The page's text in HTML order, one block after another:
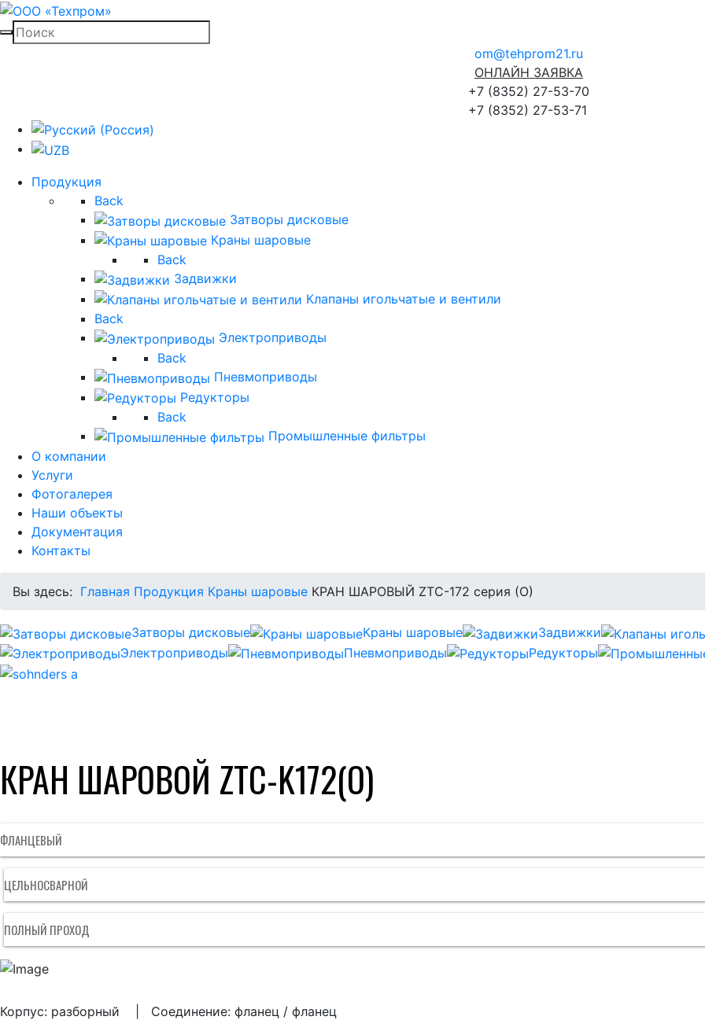
om@tehprom21.ru
ОНЛАЙН ЗАЯВКА
+7 (8352) 27-53-70
+7 (8352) 27-53-71
Продукция
Back
Затворы дисковые
Краны шаровые
Back
Задвижки
Клапаны игольчатые и вентили
Back
Электроприводы
Back
Пневмоприводы
Редукторы
Back
Промышленные фильтры
О компании
Услуги
Фотогалерея
Наши объекты
Документация
Контакты
Вы здесь: Главная Продукция Краны шаровые КРАН ШАРОВЫЙ ZTC-172 серия (О)
Затворы дисковые Краны шаровые
Задвижки
Электроприводы
Пневмоприводы Редукторы
КРАН ШАРОВОЙ ZTC-K172(О)
ФЛАНЦЕВЫЙ
ЦЕЛЬНОСВАРНОЙ
ПОЛНЫЙ ПРОХОД
Корпус: разборный | Соединение: фланец / фланец